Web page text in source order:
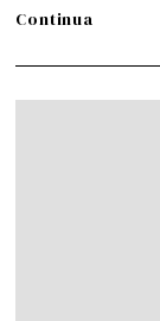
Continua